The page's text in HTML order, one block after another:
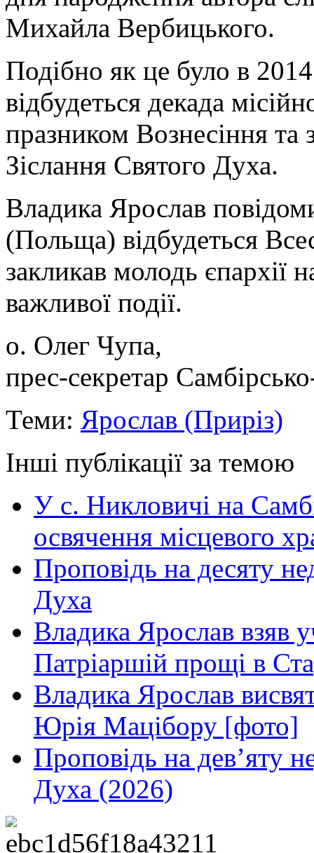
Михайла Вербицького.
Подібно як це було в
відбудеться декада
празником Вознесіння та
Зіслання Святого Духа.
Владика Ярослав
(Польща) відбудеться
закликав молодь єпархії
важливої події.
о. Олег Чупа,
прес-секретар
Теми: Ярослав (Приріз)
Інші публікації за темою
У с. Никловичі на
освячення місцевого
Проповідь на десяту
Духа
Владика Ярослав взяв
Патріаршій прощі в
Владика Ярослав
Юрія Мацібору [фото]
Проповідь на дев’яту
Духа (2026)